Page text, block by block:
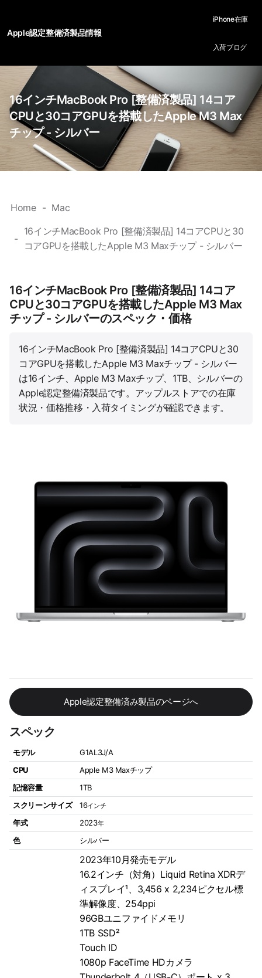
Apple認定整備済製品情報
iPhone在庫
入荷ブログ
16インチMacBook Pro [整備済製品] 14コア
CPUと30コアGPUを搭載したApple M3 Max
チップ - シルバー
Home Mac
16インチMacBook Pro [整備済製品] 14コアCPUと30
コアGPUを搭載したApple M3 Maxチップ - シルバー
16インチMacBook Pro [整備済製品] 14コア
CPUと30コアGPUを搭載したApple M3 Max
チップ - シルバーのスペック・価格
16インチMacBook Pro [整備済製品] 14コアCPUと30
コアGPUを搭載したApple M3 Maxチップ - シルバー
は16インチ、Apple M3 Maxチップ、1TB、シルバーの
Apple認定整備済製品です。アップルストアでの在庫
状況・価格推移・入荷タイミングが確認できます。
Apple認定整備済み製品のページへ
スペック
モデル
G1AL3J/A
CPU
Apple M3 Maxチップ
記憶容量
1TB
スクリーンサイズ
16インチ
年式 2023年
色 シルバー
2023年10月発売モデル
16.2インチ（対角）Liquid Retina XDRデ
ィスプレイ¹、3,456 x 2,234ピクセル標
準解像度、254ppi
96GBユニファイドメモリ
1TB SSD²
Touch ID
1080p FaceTime HDカメラ